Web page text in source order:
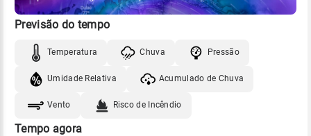
Previsão do tempo
Temperatura Chuva Pressão
Umidade Relativa Acumulado de Chuva
Vento Risco de Incêndio
Tempo agora